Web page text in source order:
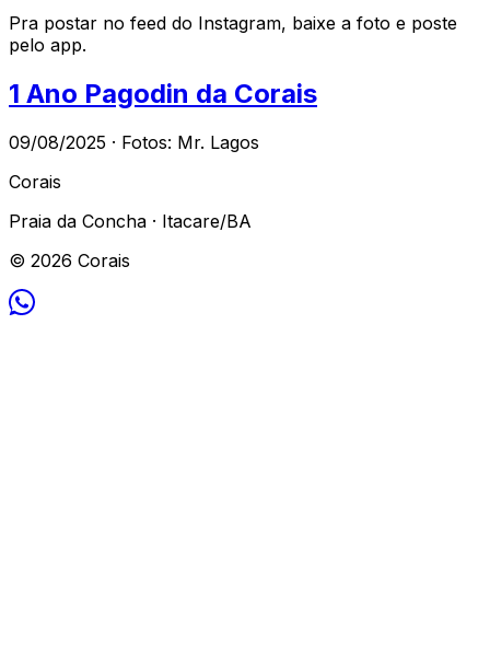
Pra postar no feed do Instagram, baixe a foto e poste
pelo app.
1 Ano Pagodin da Corais
09/08/2025 · Fotos: Mr. Lagos
Corais
Praia da Concha · Itacare/BA
© 2026 Corais